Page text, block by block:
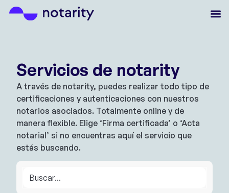
Servicios de notarity
A través de notarity, puedes realizar todo tipo de
certificaciones y autenticaciones con nuestros
notarios asociados. Totalmente online y de
manera flexible. Elige ‘Firma certificada’ o ‘Acta
notarial’ si no encuentras aquí el servicio que
estás buscando.